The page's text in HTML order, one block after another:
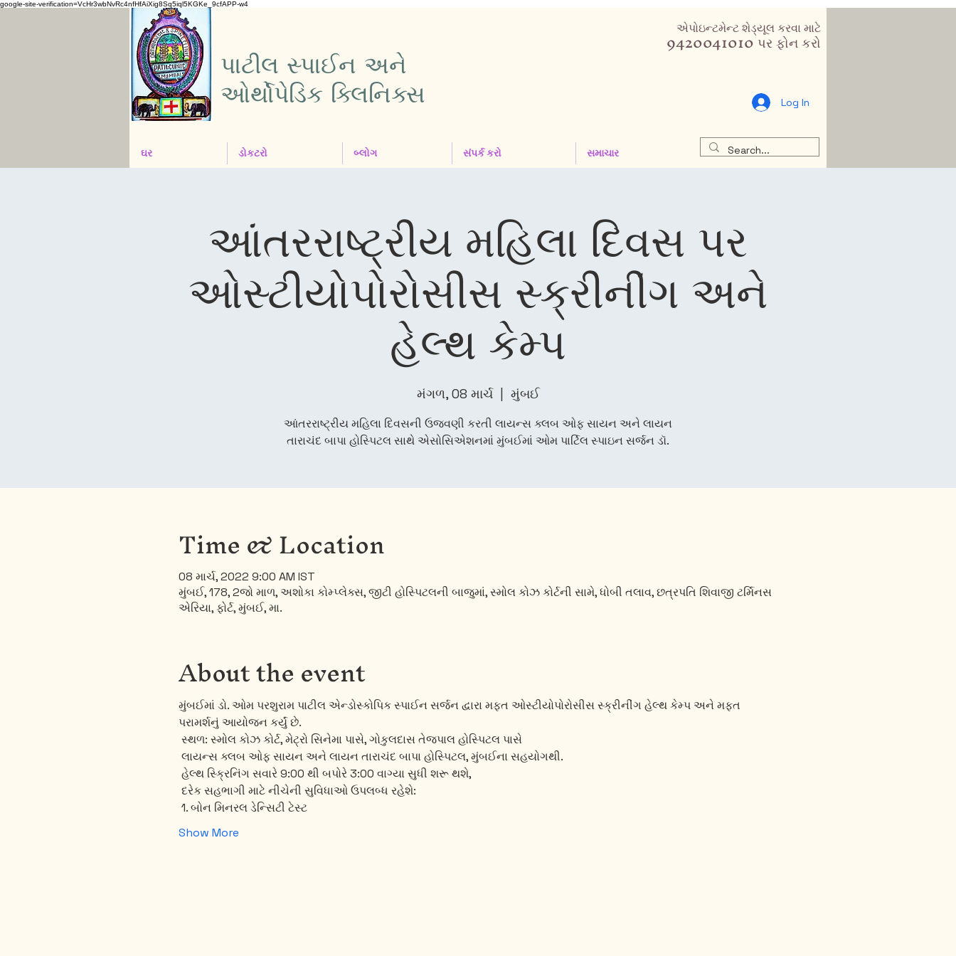
google-site-verification=VcHr3wbNvRc4nfHfAiXig8Sq5iql5KGKe_9cfAPP-w4
પાટીલ સ્પાઈન અને
ઓર્થોપેડિક ક્લિનિક્સ
એપોઇન્ટમેન્ટ શેડ્યૂલ કરવા માટે
9420041010 પર ફોન કરો
Log In
ઘર ડોકટરો બ્લોગ સંપર્ક કરો સમાચાર
આંતરરાષ્ટ્રીય મહિલા દિવસ પર
ઓસ્ટીયોપોરોસીસ સ્ક્રીનીંગ અને
હેલ્થ કેમ્પ
મંગળ, 08 માર્ચ
  |
મુંબઈ
આંતરરાષ્ટ્રીય મહિલા દિવસની ઉજવણી કરતી લાયન્સ ક્લબ ઓફ સાયન અને લાયન
તારાચંદ બાપા હોસ્પિટલ સાથે એસોસિએશનમાં મુંબઈમાં ઓમ પાર્ટિલ સ્પાઇન સર્જન ડૉ.
Time & Location
08 માર્ચ, 2022 9:00 AM IST
મુંબઈ, 178, 2જો માળ, અશોકા કોમ્પ્લેક્સ, જીટી હોસ્પિટલની બાજુમાં, સ્મોલ કોઝ કોર્ટની સામે, ધોબી તલાવ, છત્રપતિ શિવાજી ટર્મિનસ
એરિયા, ફોર્ટ, મુંબઈ, મા.
About the event
મુંબઈમાં ડો. ઓમ પરશુરામ પાટીલ એન્ડોસ્કોપિક સ્પાઈન સર્જન દ્વારા મફત ઓસ્ટીયોપોરોસીસ સ્ક્રીનીંગ હેલ્થ કેમ્પ અને મફત
પરામર્શનું આયોજન કર્યું છે.
સ્થળ: સ્મોલ કોઝ કોર્ટ, મેટ્રો સિનેમા પાસે, ગોકુલદાસ તેજપાલ હોસ્પિટલ પાસે
લાયન્સ ક્લબ ઓફ સાયન અને લાયન તારાચંદ બાપા હોસ્પિટલ, મુંબઈના સહયોગથી.
હેલ્થ સ્ક્રિનિંગ સવારે 9:00 થી બપોરે 3:00 વાગ્યા સુધી શરૂ થશે,
દરેક સહભાગી માટે નીચેની સુવિધાઓ ઉપલબ્ધ રહેશે:
1. બોન મિનરલ ડેન્સિટી ટેસ્ટ
Show More